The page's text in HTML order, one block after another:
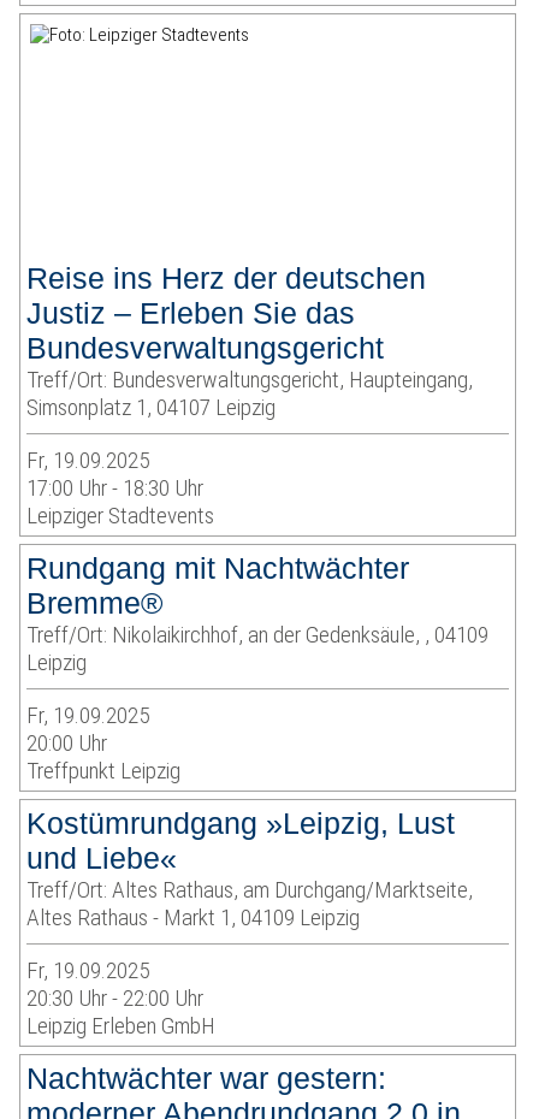
Reise ins Herz der deutschen
Justiz – Erleben Sie das
Bundesverwaltungsgericht
Treff/Ort: Bundesverwaltungsgericht, Haupteingang,
Simsonplatz 1, 04107 Leipzig
Fr, 19.09.2025
17:00 Uhr - 18:30 Uhr
Leipziger Stadtevents
Rundgang mit Nachtwächter
Bremme®
Treff/Ort: Nikolaikirchhof, an der Gedenksäule, , 04109
Leipzig
Fr, 19.09.2025
20:00 Uhr
Treffpunkt Leipzig
Kostümrundgang »Leipzig, Lust
und Liebe«
Treff/Ort: Altes Rathaus, am Durchgang/Marktseite,
Altes Rathaus - Markt 1, 04109 Leipzig
Fr, 19.09.2025
20:30 Uhr - 22:00 Uhr
Leipzig Erleben GmbH
Nachtwächter war gestern: